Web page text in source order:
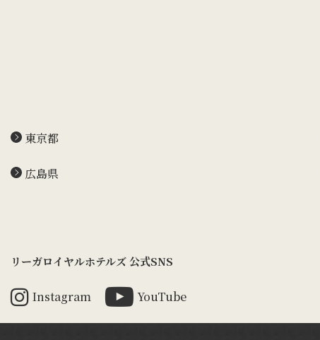
東京都
広島県
リーガロイヤルホテルズ 公式SNS
Instagram YouTube